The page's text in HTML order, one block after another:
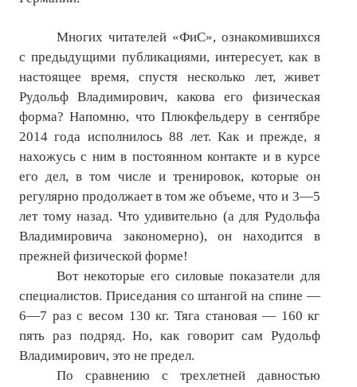
№ 12
№ 1
№ 2
№ 3
№ 4
№ 5
№ 6
№ 7
№ 8
№ 9
2026 г.
Многих читателей «ФиС», ознакомившихся
с предыдущими публикациями, интересует, как в
настоящее время, спустя несколько лет, живет
Рудольф Владимирович, какова его физическая
форма? Напомню, что Плюкфельдеру в сентябре
2014 года исполнилось 88 лет. Как и прежде, я
нахожусь с ним в постоянном контакте и в курсе
его дел, в том числе и тренировок, которые он
регулярно продолжает в том же объеме, что и 3—5
лет тому назад. Что удивительно (а для Рудольфа
Владимировича закономерно), он находится в
прежней физической форме!
Вот некоторые его силовые показатели для
специалистов. Приседания со штангой на спине —
6—7 раз с весом 130 кг. Тяга становая — 160 кг
пять раз подряд. Но, как говорит сам Рудольф
Владимирович, это не предел.
По сравнению с трехлетней давностью